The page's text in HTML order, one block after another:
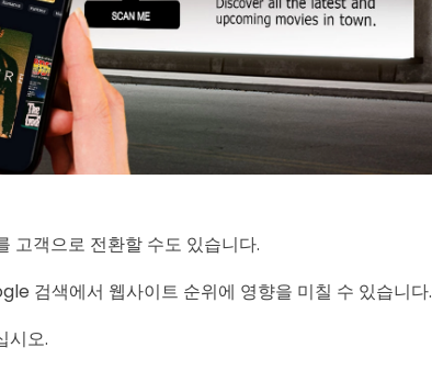
고객으로 전환할 수도 있습니다.
검색에서 웹사이트 순위에 영향을 미칠 수 있습니다.
시오.